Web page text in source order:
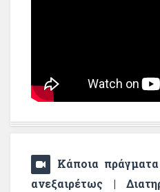
Κάποια
ανεξαιρέτως |